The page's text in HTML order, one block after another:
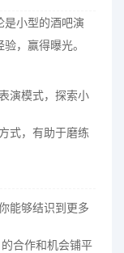
是小型的酒吧演
，赢得曝光。
演模式，探索小
式，有助于磨练
能够结识到更多
合作和机会铺平